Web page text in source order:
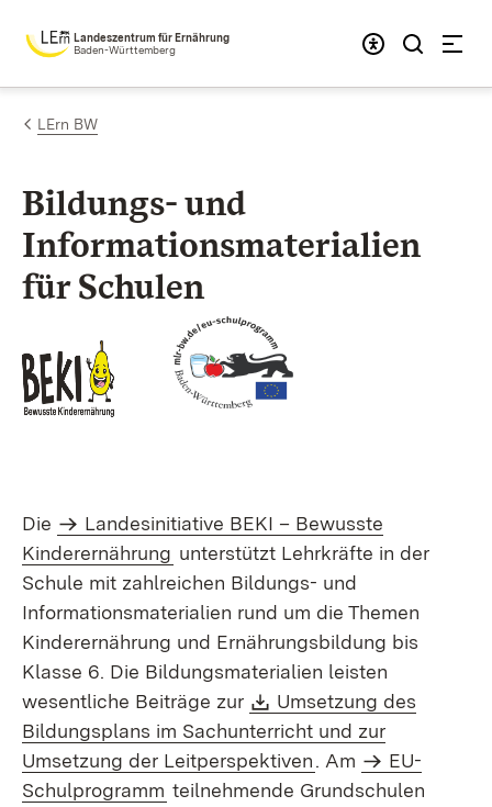
Zum Inhalt springen
Landeszentrum für Ernährung
Baden-Württemberg
LErn BW
Bildungs- und
Informationsmaterialien
für Schulen
Die
Landesinitiative BEKI – Bewusste
Kinderernährung unterstützt Lehrkräfte in der
Schule mit zahlreichen Bildungs- und
Informationsmaterialien rund um die Themen
Kinderernährung und Ernährungsbildung bis
Klasse 6. Die Bildungsmaterialien leisten
wesentliche Beiträge zur
Download:
Umsetzung des
Bildungsplans im Sachunterricht und zur
Umsetzung der Leitperspektiven (Öffnet in neuem
. Am
EU-
Schulprogramm teilnehmende Grundschulen